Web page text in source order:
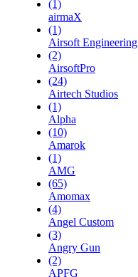
(1)
airmaX
(1)
Airsoft Engineering
(2)
AirsoftPro
(24)
Airtech Studios
(1)
Alpha
(10)
Amarok
(1)
AMG
(65)
Amomax
(4)
Angel Custom
(3)
Angry Gun
(2)
APFG